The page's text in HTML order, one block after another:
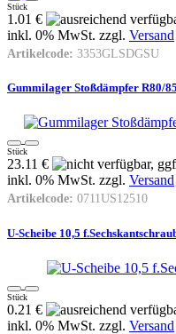
Stück
1.01 €
inkl. 0% MwSt. zzgl. Versand
Artikelcode: 3353GLSDGSU
Gummilager Stoßdämpfer R80/
Stück
23.11 €
inkl. 0% MwSt. zzgl. Versand
Artikelcode: 0711US12510
U-Scheibe 10,5
Stück
0.21 €
inkl. 0% MwSt. zzgl. Versand